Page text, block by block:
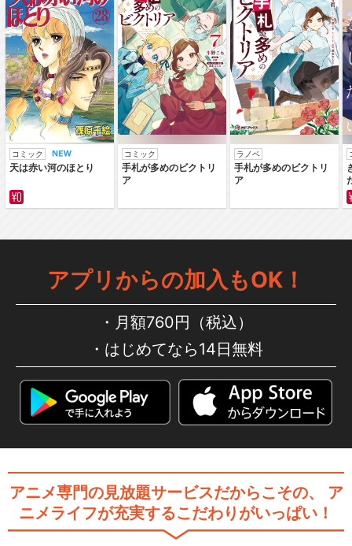
コミック
天は赤い河のほとり
コミック
手札が多めのビクトリ
ア
ラノベ
手札が多めのビクトリ
ア
アプリからの加入もOK！
月額760円（税込）
はじめてなら14日無料
アニメ専門の見放題サービスだからこその、
ア
ニメライフが充実するこだわりがいっぱい！